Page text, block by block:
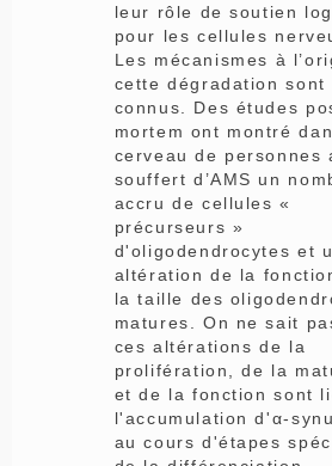
leur rôle de soutien
pour les cellules
Les mécanismes à
cette dégradation sont
connus. Des études
mortem ont montré
cerveau de personnes
souffert d’AMS un
accru de cellules «
précurseurs »
d'oligodendrocytes et
altération de la
la taille des
matures. On ne sait
ces altérations de la
prolifération, de la
et de la fonction sont
l'accumulation d'α-
au cours d'étapes